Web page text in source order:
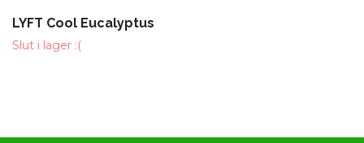
LYFT Cool Eucalyptus
Slut i lager :(